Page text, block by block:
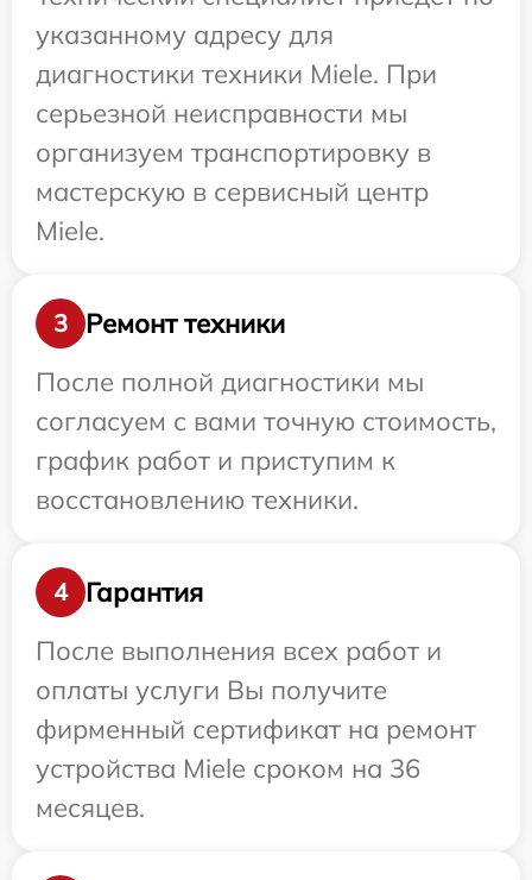
указанному адресу для
диагностики техники Miele. При
серьезной неисправности мы
организуем транспортировку в
мастерскую в сервисный центр
Miele.
3
Ремонт техники
После полной диагностики мы
согласуем с вами точную стоимость,
график работ и приступим к
восстановлению техники.
4
Гарантия
После выполнения всех работ и
оплаты услуги Вы получите
фирменный сертификат на ремонт
устройства Miele сроком на 36
месяцев.